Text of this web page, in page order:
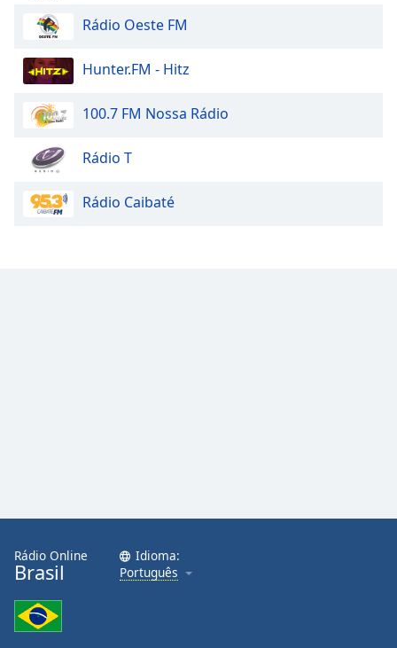
Rádio Oeste FM
Hunter.FM - Hitz
100.7 FM Nossa Rádio
Rádio T
Rádio Caibaté
Rádio Online
Brasil
Idioma:
Português